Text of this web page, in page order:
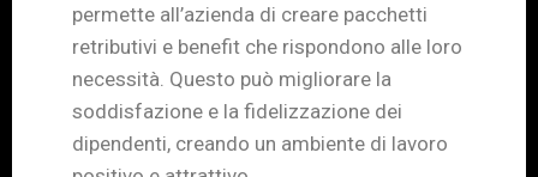
permette all’azienda di creare pacchetti
retributivi e benefit che rispondono alle loro
necessità. Questo può migliorare la
soddisfazione e la fidelizzazione dei
dipendenti, creando un ambiente di lavoro